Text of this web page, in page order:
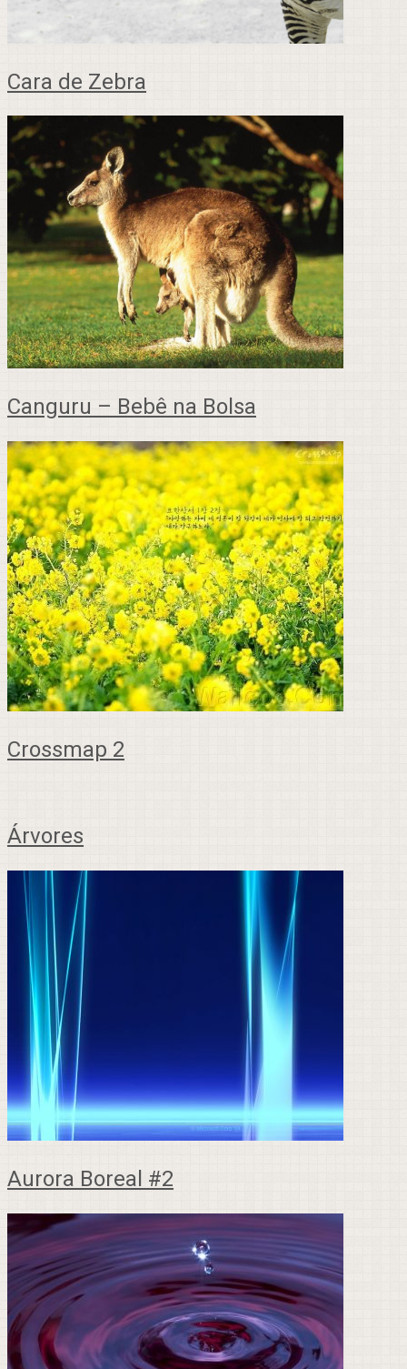
Cara de Zebra
Canguru – Bebê na Bolsa
Crossmap 2
Árvores
Aurora Boreal #2